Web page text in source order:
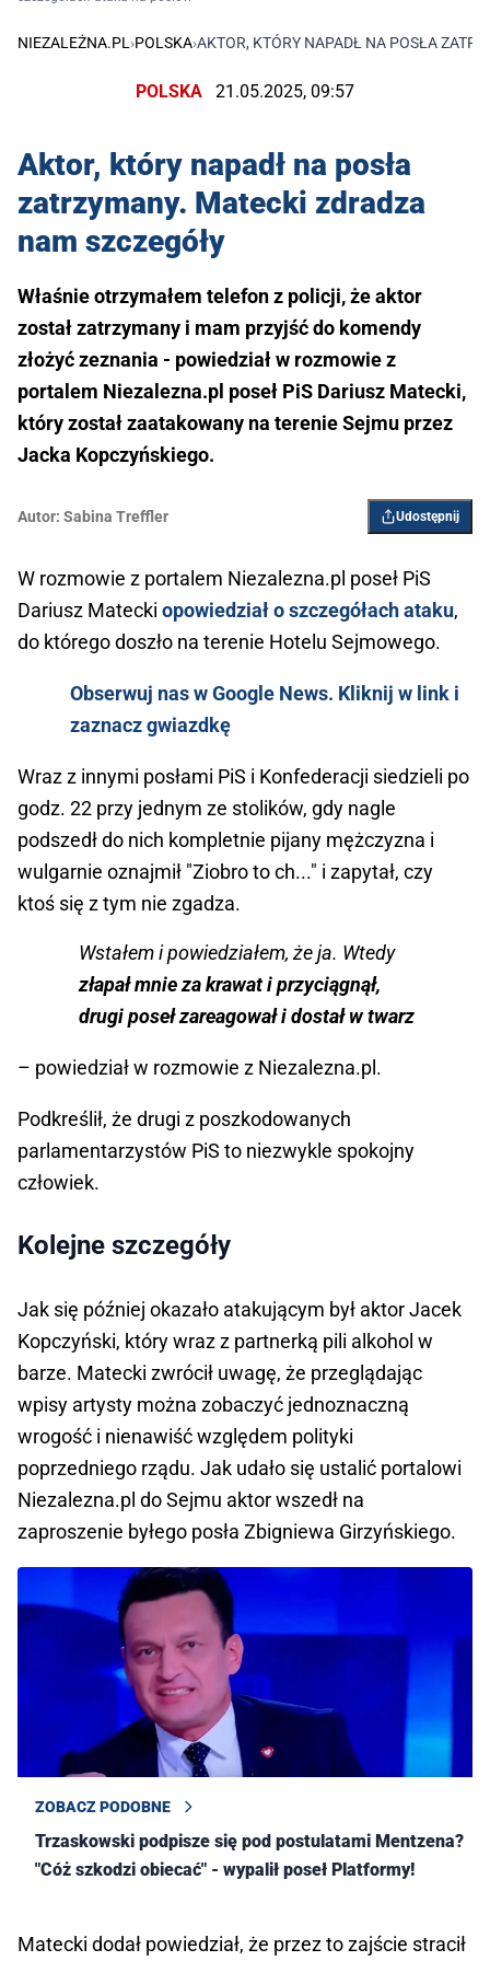
NIEZALEŻNA.PL ›POLSKA›AKTOR, KTÓRY NAPADŁ NA POSŁA
POLSKA 21.05.2025, 09:57
Aktor, który napadł na posła
zatrzymany. Matecki zdradza
nam szczegóły
Właśnie otrzymałem telefon z policji, że aktor
został zatrzymany i mam przyjść do komendy
złożyć zeznania - powiedział w rozmowie z
portalem Niezalezna.pl poseł PiS Dariusz Matecki,
który został zaatakowany na terenie Sejmu przez
Jacka Kopczyńskiego.
Autor: Sabina Treffler Udostępnij
W rozmowie z portalem Niezalezna.pl poseł PiS
Dariusz Matecki opowiedział o szczegółach ataku,
do którego doszło na terenie Hotelu Sejmowego.
Obserwuj nas w Google News. Kliknij w link i
zaznacz gwiazdkę
Wraz z innymi posłami PiS i Konfederacji siedzieli po
godz. 22 przy jednym ze stolików, gdy nagle
podszedł do nich kompletnie pijany mężczyzna i
wulgarnie oznajmił "Ziobro to ch..." i zapytał, czy
ktoś się z tym nie zgadza.
Wstałem i powiedziałem, że ja. Wtedy
złapał mnie za krawat i przyciągnął,
drugi poseł zareagował i dostał w twarz
– powiedział w rozmowie z Niezalezna.pl.
Podkreślił, że drugi z poszkodowanych
parlamentarzystów PiS to niezwykle spokojny
człowiek.
Kolejne szczegóły
Jak się później okazało atakującym był aktor Jacek
Kopczyński, który wraz z partnerką pili alkohol w
barze. Matecki zwrócił uwagę, że przeglądając
wpisy artysty można zobaczyć jednoznaczną
wrogość i nienawiść względem polityki
poprzedniego rządu. Jak udało się ustalić portalowi
Niezalezna.pl do Sejmu aktor wszedł na
zaproszenie byłego posła Zbigniewa Girzyńskiego.
ZOBACZ PODOBNE
Trzaskowski podpisze się pod postulatami Mentzena?
"Cóż szkodzi obiecać" - wypalił poseł Platformy!
Matecki dodał powiedział, że przez to zajście stracił